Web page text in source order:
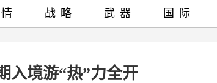
入境游“热”力全开
战略 武器 国际